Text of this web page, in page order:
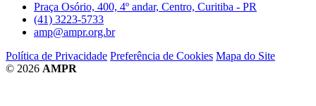
Praça Osório, 400, 4º andar, Centro, Curitiba - PR
(41) 3223-5733
amp@ampr.org.br
Política de Privacidade Preferência de Cookies Mapa do Site
© 2026 AMPR